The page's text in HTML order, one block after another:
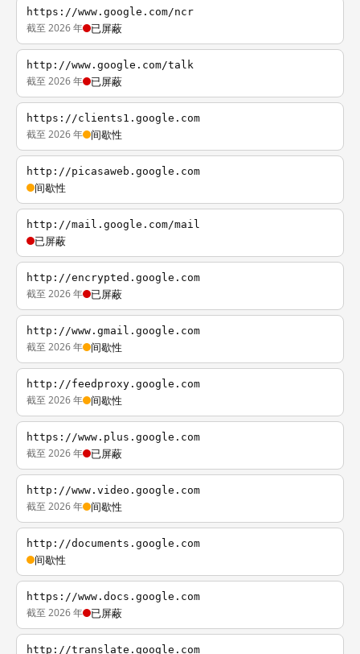
https://www.google.com/ncr
截至 2026 年 已屏蔽
http://www.google.com/talk
截至 2026 年 已屏蔽
https://clients1.google.com
截至 2026 年 间歇性
http://picasaweb.google.com
间歇性
http://mail.google.com/mail
已屏蔽
http://encrypted.google.com
截至 2026 年 已屏蔽
http://www.gmail.google.com
截至 2026 年 间歇性
http://feedproxy.google.com
截至 2026 年 间歇性
https://www.plus.google.com
截至 2026 年 已屏蔽
http://www.video.google.com
截至 2026 年 间歇性
http://documents.google.com
间歇性
https://www.docs.google.com
截至 2026 年 已屏蔽
http://translate.google.com